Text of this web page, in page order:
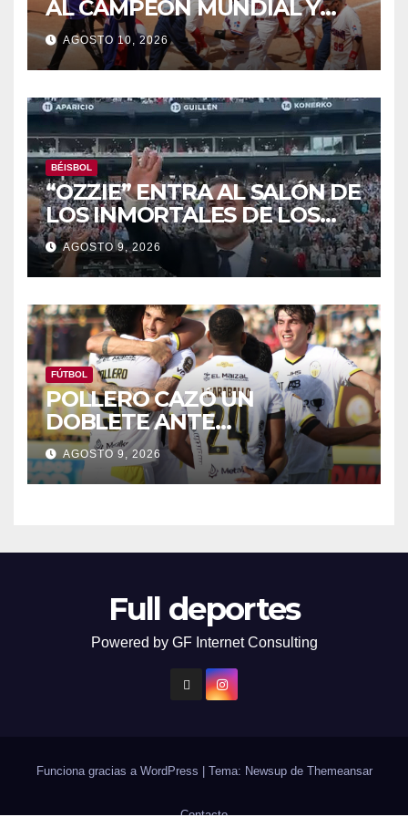
AL CAMPEON MUNDIAL Y
LOGRA ORO DEL SOFTBOL
AGOSTO 10, 2026
BÉISBOL
“OZZIE” ENTRA AL SALÓN DE
LOS INMORTALES DE LOS
MEDIAS BLANCAS DE
CHICAGO
AGOSTO 9, 2026
FÚTBOL
POLLERO CAZÓ UN
DOBLETE ANTE
TRUJILLANOS PARA DARLE 3
PUNTOS AL TACHIRA
AGOSTO 9, 2026
Full deportes
Powered by GF Internet Consulting
Funciona gracias a WordPress | Tema: Newsup de Themeansar